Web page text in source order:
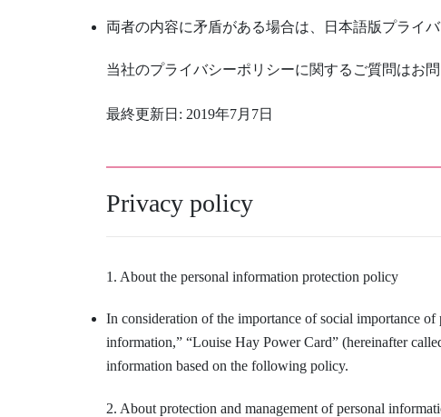
両者の内容に矛盾がある場合は、日本語版プライ
当社のプライバシーポリシーに関するご質問はお
最終更新日: 2019年7月7日
Privacy policy
1. About the personal information protection policy
In consideration of the importance of social importance
information,” “Louise Hay Power Card” (hereinafter
information based on the following policy.
2. About protection and management of personal